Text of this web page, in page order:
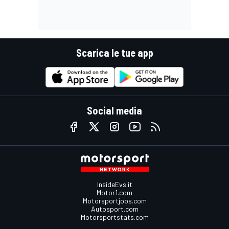
Scarica le tue app
Social media
InsideEvs.it
Motor1.com
Motorsportjobs.com
Autosport.com
Motorsportstats.com